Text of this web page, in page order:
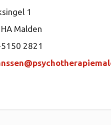
1
Malden
2821